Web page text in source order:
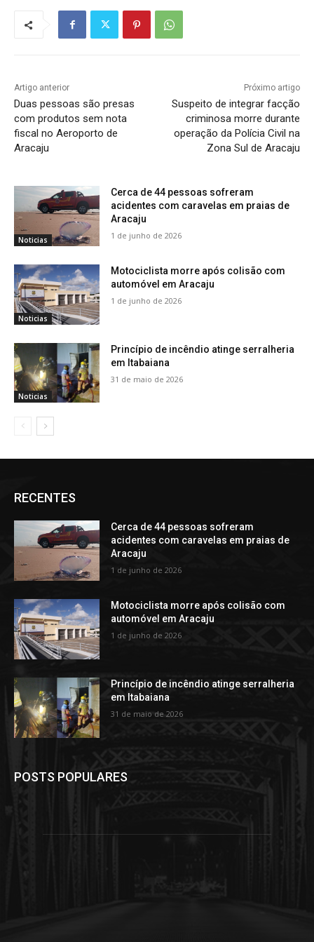
Artigo anterior
Duas pessoas são presas
com produtos sem nota
fiscal no Aeroporto de
Aracaju
Próximo artigo
Suspeito de integrar facção
criminosa morre durante
operação da Polícia Civil na
Zona Sul de Aracaju
Noticias
Cerca de 44 pessoas sofreram
acidentes com caravelas em praias de
Aracaju
1 de junho de 2026
Noticias
Motociclista morre após colisão com
automóvel em Aracaju
1 de junho de 2026
Noticias
Princípio de incêndio atinge serralheria
em Itabaiana
31 de maio de 2026
RECENTES
Cerca de 44 pessoas sofreram
acidentes com caravelas em praias de
Aracaju
1 de junho de 2026
Motociclista morre após colisão com
automóvel em Aracaju
1 de junho de 2026
Princípio de incêndio atinge serralheria
em Itabaiana
31 de maio de 2026
POSTS POPULARES